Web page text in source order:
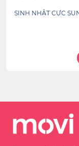
SINH NHẬT CỰC